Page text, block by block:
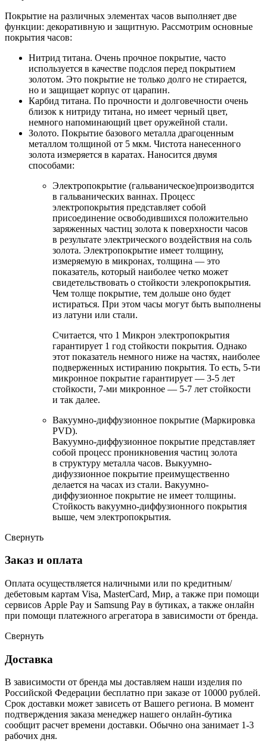
Покрытие на различных элементах часов выполняет две
функции: декоративную и защитную. Рассмотрим основные
покрытия часов:
Нитрид титана. Очень прочное покрытие, часто
используется в качестве подслоя перед покрытием
золотом. Это покрытие не только долго не стирается,
но и защищает корпус от царапин.
Карбид титана. По прочности и долговечности очень
близок к нитриду титана, но имеет черный цвет,
немного напоминающий цвет оружейной стали.
Золото. Покрытие базового металла драгоценным
металлом толщиной от 5 мкм. Чистота нанесенного
золота измеряется в каратах. Наносится двумя
способами:
Электропокрытие (гальваническое)производится
в гальванических ваннах. Процесс
электропокрытия представляет собой
присоединение освободившихся положительно
заряженных частиц золота к поверхности часов
в результате электрического воздействия на соль
золота. Электропокрытие имеет толщину,
измеряемую в микронах, толщина — это
показатель, который наиболее четко может
свидетельствовать о стойкости элекропокрытия.
Чем толще покрытие, тем дольше оно будет
истираться. При этом часы могут быть выполнены
из латуни или стали.
Считается, что 1 Микрон электропокрытия
гарантирует 1 год стойкости покрытия. Однако
этот показатель немного ниже на частях, наиболее
подверженных истиранию покрытия. То есть, 5-ти
микронное покрытие гарантирует — 3-5 лет
стойкости, 7-ми микронное — 5-7 лет стойкости
и так далее.
Вакуумно-диффузионное покрытие (Маркировка
PVD).
Вакуумно-диффузионное покрытие представляет
собой процесс проникновения частиц золота
в структуру металла часов. Выкуумно-
дифуззионное покрытие преимущественно
делается на часах из стали. Вакуумно-
диффузионное покрытие не имеет толщины.
Стойкость вакуумно-диффузионного покрытия
выше, чем электропокрытия.
Свернуть
Заказ и оплата
Оплата осуществляется наличными или по кредитным/
дебетовым картам Visa, MasterCard, Мир, а также при помощи
сервисов Apple Pay и Samsung Pay в бутиках, а также онлайн
при помощи платежного агрегатора в зависимости от бренда.
Свернуть
Доставка
В зависимости от бренда мы доставляем наши изделия по
Российской Федерации бесплатно при заказе от 10000 рублей.
Срок доставки может зависеть от Вашего региона. В момент
подтверждения заказа менеджер нашего онлайн-бутика
сообщит расчет времени доставки. Обычно она занимает 1-3
рабочих дня.